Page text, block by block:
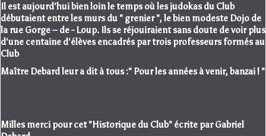
Il est aujourd'hui bien loin le temps où les judokas du Club
débutaient entre les murs du " grenier ", le bien modeste Dojo de
la rue Gorge – de - Loup. Ils se réjouiraient sans doute de voir plus
d'une centaine d'élèves encadrés par trois professeurs formés au
Club
Maître Debard leur a dit à tous :" Pour les années à venir, banzai ! "
Milles merci pour cet "Historique du Club" écrite par Gabriel